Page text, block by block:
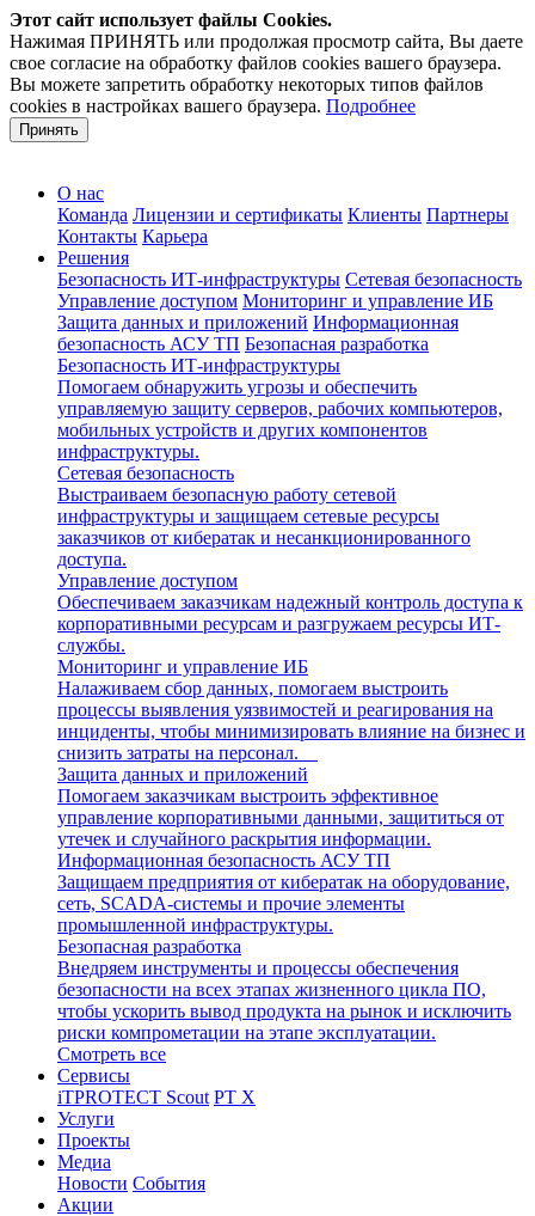
Этот сайт использует файлы Cookies.
Нажимая ПРИНЯТЬ или продолжая просмотр сайта, Вы даете
свое согласие на обработку файлов cookies вашего браузера.
Вы можете запретить обработку некоторых типов файлов
cookies в настройках вашего браузера. Подробнее
Принять
О нас
Команда Лицензии и сертификаты Клиенты Партнеры
Контакты Карьера
Решения
Безопасность ИТ-инфраструктуры Сетевая безопасность
Управление доступом Мониторинг и управление ИБ
Защита данных и приложений Информационная
безопасность АСУ ТП Безопасная разработка
Безопасность ИТ-инфраструктуры
Помогаем обнаружить угрозы и обеспечить
управляемую защиту серверов, рабочих компьютеров,
мобильных устройств и других компонентов
инфраструктуры.
Сетевая безопасность
Выстраиваем безопасную работу сетевой
инфраструктуры и защищаем сетевые ресурсы
заказчиков от кибератак и несанкционированного
доступа.
Управление доступом
Обеспечиваем заказчикам надежный контроль доступа к
корпоративными ресурсам и разгружаем ресурсы ИТ-
службы.
Мониторинг и управление ИБ
Налаживаем сбор данных, помогаем выстроить
процессы выявления уязвимостей и реагирования на
инциденты, чтобы минимизировать влияние на бизнес и
снизить затраты на персонал.
Защита данных и приложений
Помогаем заказчикам выстроить эффективное
управление корпоративными данными, защититься от
утечек и случайного раскрытия информации.
Информационная безопасность АСУ ТП
Защищаем предприятия от кибератак на оборудование,
сеть, SCADA-системы и прочие элементы
промышленной инфраструктуры.
Безопасная разработка
Внедряем инструменты и процессы обеспечения
безопасности на всех этапах жизненного цикла ПО,
чтобы ускорить вывод продукта на рынок и исключить
риски компрометации на этапе эксплуатации.
Смотреть все
Сервисы
iTPROTECT Scout PT X
Услуги
Проекты
Медиа
Новости События
Акции